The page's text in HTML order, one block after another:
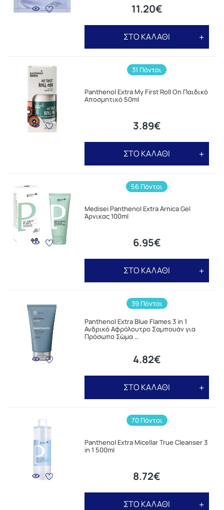
11.20€
ΣΤΟ ΚΑΛΑΘΙ
31 Πόντοι
Panthenol Extra My First Roll On Παιδικό
Αποσμητικό 50ml
3.89€
ΣΤΟ ΚΑΛΑΘΙ
56 Πόντοι
Medisei Panthenol Extra Arnica Gel
Άρνικας 100ml
6.95€
ΣΤΟ ΚΑΛΑΘΙ
39 Πόντοι
Panthenol Extra Blue Flames 3 in 1
Ανδρικό Αφρόλουτρο Σαμπουάν για
Πρόσωπο Σώμα …
4.82€
ΣΤΟ ΚΑΛΑΘΙ
70 Πόντοι
Panthenol Extra Micellar True Cleanser 3
in 1 500ml
8.72€
ΣΤΟ ΚΑΛΑΘΙ